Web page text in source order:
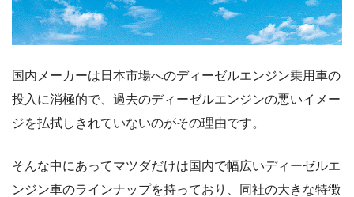
国内メーカーは日本市場へのディーゼルエンジン乗用車の
投入に消極的で、過去のディーゼルエンジンの悪いイメー
ジを払拭しきれていないのがその理由です。
そんな中にあってマツダだけは国内で幅広いディーゼルエ
ンジン車のラインナップを持っており、同社の大きな特徴